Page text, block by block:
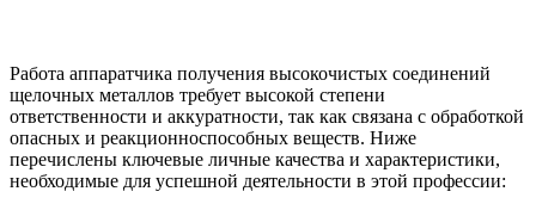
Работа аппаратчика получения высокочистых соединений
щелочных металлов требует высокой степени
ответственности и аккуратности, так как связана с обработкой
опасных и реакционноспособных веществ. Ниже
перечислены ключевые личные качества и характеристики,
необходимые для успешной деятельности в этой профессии: